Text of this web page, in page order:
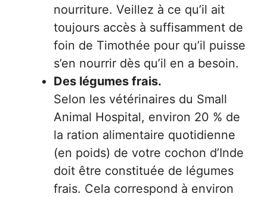
nourriture. Veillez à ce qu’il ait
toujours accès à suffisamment de
foin de Timothée pour qu’il puisse
s’en nourrir dès qu’il en a besoin.
Des légumes frais.
Selon les vétérinaires du Small
Animal Hospital, environ 20 % de
la ration alimentaire quotidienne
(en poids) de votre cochon d’Inde
doit être constituée de légumes
frais. Cela correspond à environ